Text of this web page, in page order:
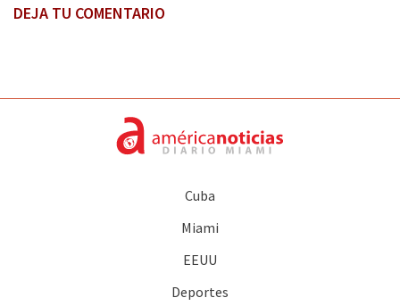
DEJA TU COMENTARIO
Cuba
Miami
EEUU
Deportes